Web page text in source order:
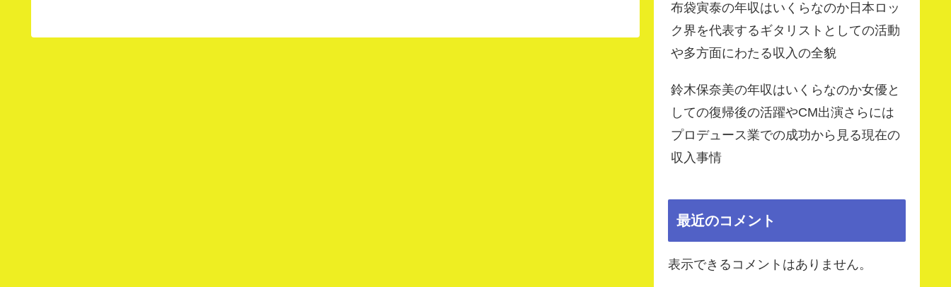
布袋寅泰の年収はいくらなのか日本ロッ
ク界を代表するギタリストとしての活動
や多方面にわたる収入の全貌
鈴木保奈美の年収はいくらなのか女優と
しての復帰後の活躍やCM出演さらには
プロデュース業での成功から見る現在の
収入事情
最近のコメント
表示できるコメントはありません。